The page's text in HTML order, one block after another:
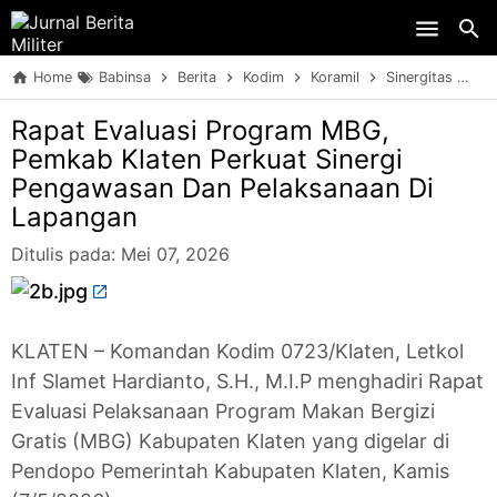
Home Babinsa Berita Kodim Koramil Sinergitas
Rapat Evaluasi Program MBG,
Pemkab Klaten Perkuat Sinergi
Pengawasan Dan Pelaksanaan Di
Lapangan
Ditulis pada: Mei 07, 2026
KLATEN – Komandan Kodim 0723/Klaten, Letkol
Inf Slamet Hardianto, S.H., M.I.P menghadiri Rapat
Evaluasi Pelaksanaan Program Makan Bergizi
Gratis (MBG) Kabupaten Klaten yang digelar di
Pendopo Pemerintah Kabupaten Klaten, Kamis